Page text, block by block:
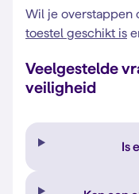
Wil je overstappen
toestel geschikt is
Veelgestelde
veiligheid
Is